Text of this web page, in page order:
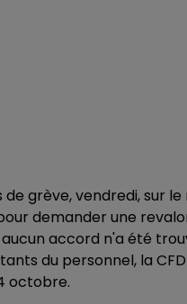
grève, vendredi, sur
demander une
aucun accord n'a été
du personnel, la
octobre.